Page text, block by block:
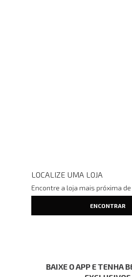
LOCALIZE UMA LOJA
Encontre a loja mais próxima de
BAIXE O APP E TENHA